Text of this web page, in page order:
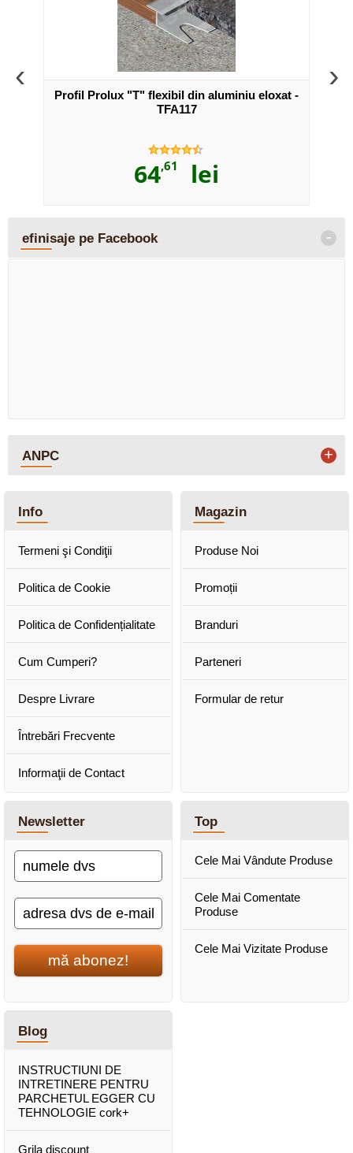
‹
Profil Prolux "T" flexibil din aluminiu eloxat -
TFA117
64,61 lei
›
efinisaje pe Facebook -
ANPC +
Info
Termeni şi Condiţii
Politica de Cookie
Politica de Confidențialitate
Cum Cumperi?
Despre Livrare
Întrebări Frecvente
Informaţii de Contact
Magazin
Produse Noi
Promoții
Branduri
Parteneri
Formular de retur
Newsletter
mă abonez!
Top
Cele Mai Vândute Produse
Cele Mai Comentate
Produse
Cele Mai Vizitate Produse
Blog
INSTRUCTIUNI DE
INTRETINERE PENTRU
PARCHETUL EGGER CU
TEHNOLOGIE cork+
Grila discount